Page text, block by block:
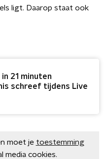
ligt. Daarop staat ook
in 21 minuten
schreef tijdens Live
moet je toestemming
media cookies.